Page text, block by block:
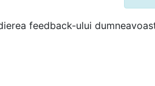
feedback-ului